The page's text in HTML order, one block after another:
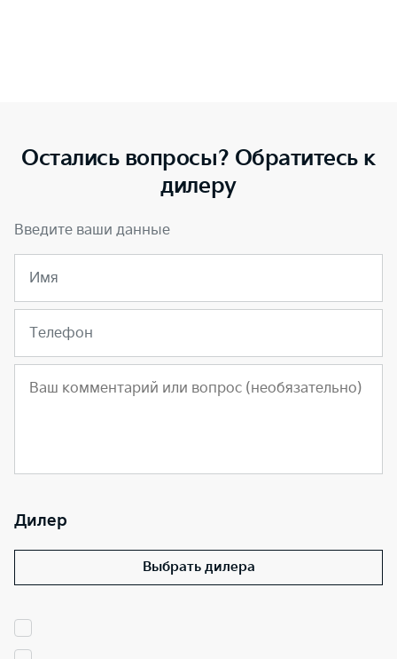
Остались вопросы? Обратитесь к
дилеру
Введите ваши данные
Имя
Телефон
Дилер
Выбрать дилера